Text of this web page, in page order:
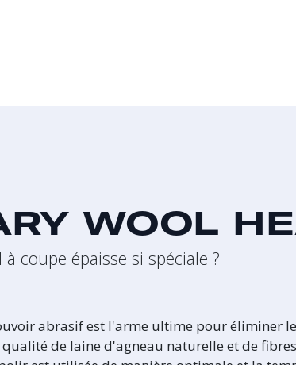
WOOL
coupe épaisse si spéciale ?
abrasif est l'arme ultime pour éliminer
de laine d'agneau naturelle et de